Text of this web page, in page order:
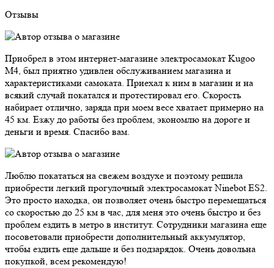
Отзывы
Приобрел в этом интернет-магазине электросамокат Kugoo
M4, был приятно удивлен обслуживанием магазина и
характеристиками самоката. Приехал к ним в магазин и на
всякий случай покатался и протестировал его. Скорость
набирает отлично, заряда при моем весе хватает примерно на
45 км. Езжу до работы без проблем, экономлю на дороге и
деньги и время. Спасибо вам.
Люблю покататься на свежем воздухе и поэтому решила
приобрести легкий прогулочный электросамокат Ninebot ES2.
Это просто находка, он позволяет очень быстро перемещаться
со скоростью до 25 км в час, для меня это очень быстро и без
проблем ездить в метро в институт. Сотрудники магазина еще
посоветовали приобрести дополнительный аккумулятор,
чтобы ездить еще дальше и без подзарядок. Очень довольна
покупкой, всем рекомендую!